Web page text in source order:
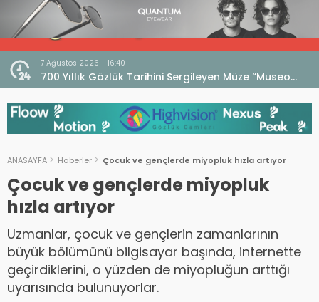
7 Ağustos 2026 - 16:40
700 Yıllık Gözlük Tarihini Sergileyen Müze “Museo
dell’Occhiale”
ANASAYFA Haberler Çocuk ve gençlerde miyopluk hızla artıyor
Çocuk ve gençlerde miyopluk
hızla artıyor
Uzmanlar, çocuk ve gençlerin zamanlarının
büyük bölümünü bilgisayar başında, internette
geçirdiklerini, o yüzden de miyopluğun arttığı
uyarısında bulunuyorlar.